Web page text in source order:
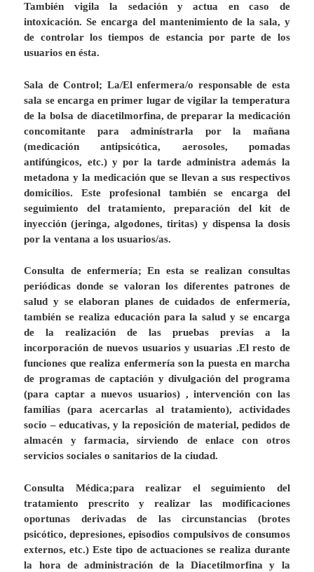
También vigila la sedación y actua en caso de
intoxicación. Se encarga del mantenimiento de la sala, y
de controlar los tiempos de estancia por parte de los
usuarios en ésta.
Sala de Control; La/El enfermera/o responsable de esta
sala se encarga en primer lugar de vigilar la temperatura
de la bolsa de diacetilmorfina, de preparar la medicación
concomitante para adminístrarla por la mañana
(medicación antipsicótica, aerosoles, pomadas
antifúngicos, etc.) y por la tarde administra además la
metadona y la medicación que se llevan a sus respectivos
domicilios. Este profesional también se encarga del
seguimiento del tratamiento, preparación del kit de
inyección (jeringa, algodones, tiritas) y dispensa la dosis
por la ventana a los usuarios/as.
Consulta de enfermería; En esta se realizan consultas
periódicas donde se valoran los diferentes patrones de
salud y se elaboran planes de cuidados de enfermería,
también se realiza educación para la salud y se encarga
de la realización de las pruebas previas a la
incorporación de nuevos usuarios y usuarias .El resto de
funciones que realiza enfermería son la puesta en marcha
de programas de captación y divulgación del programa
(para captar a nuevos usuarios) , intervención con las
familias (para acercarlas al tratamiento), actividades
socio – educativas, y la reposición de material, pedidos de
almacén y farmacia,sirviendo de enlace con otros
servicios sociales o sanitarios de la ciudad.
Consulta Médica;para realizar el seguimiento del
tratamiento prescrito y realizar las modificaciones
oportunas derivadas de las circunstancias (brotes
psicótico, depresiones, episodios compulsivos de consumos
externos, etc.) Este tipo de actuaciones se realiza durante
la hora de administración dela Diacetilmorfina y la